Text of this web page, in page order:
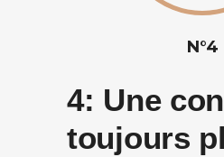
N°4
4: Une
toujours